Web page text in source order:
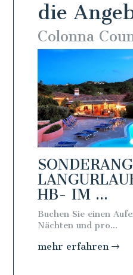
die
Colonna
HB- IM ...
Buchen Sie einen
Nächten und pro...
mehr erfahren